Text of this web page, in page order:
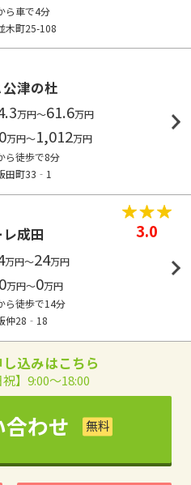
ら車で4分
木町25-108
津の杜
万円～61.6万円
0万円～1,012万円
ら徒歩で8分
田町33‐1
成田
3.0
万円～24万円
0万円～0万円
ら徒歩で14分
仲28‐18
込みはこちら
祝】9:00～18:00
わせ